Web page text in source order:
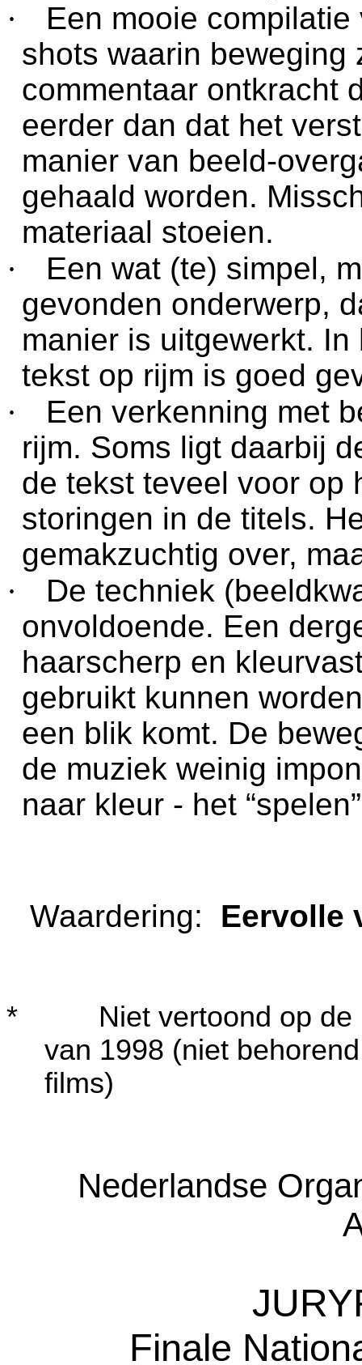
·
Een mooie
shots waarin beweging
commentaar ontkracht
eerder dan dat het
manier van beeld-
gehaald worden.
materiaal stoeien.
·
Een wat (te) simpel,
gevonden onderwerp,
manier is uitgewerkt.
tekst op rijm is goed
·
Een verkenning met
rijm. Soms ligt daarbij
de tekst teveel voor op
storingen in de titels.
gemakzuchtig over,
·
De techniek
onvoldoende. Een
haarscherp en
gebruikt kunnen
een blik komt. De
de muziek weinig
naar kleur - het
Waardering:
* Niet vertoond op de
van 1998 (niet
films)
Nederlandse
Finale